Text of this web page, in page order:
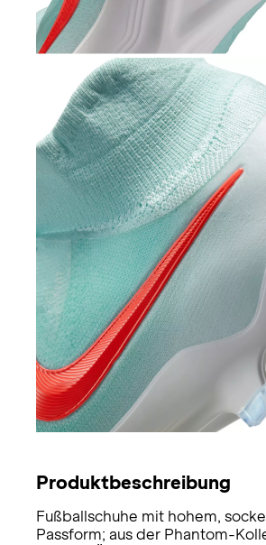
Produktbeschreibung
Fußballschuhe mit hohem,
Passform; aus der Phantom-